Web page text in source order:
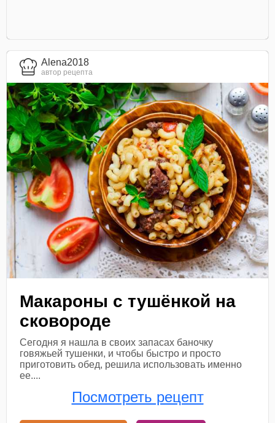
Alena2018
автор рецепта
Макароны с тушёнкой на
сковороде
Сегодня я нашла в своих запасах баночку
говяжьей тушенки, и чтобы быстро и просто
приготовить обед, решила использовать именно
ее....
Посмотреть рецепт